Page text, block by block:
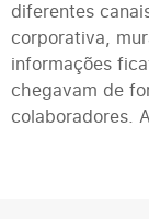
diferentes
corporativa,
informações
chegavam de
colaboradores.